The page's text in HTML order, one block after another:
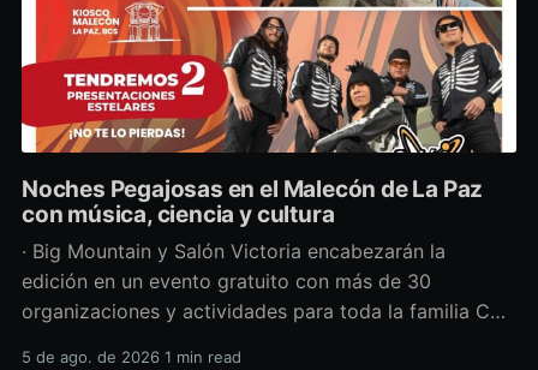
Noches Pegajosas en el Malecón de La Paz
con música, ciencia y cultura
· Big Mountain y Salón Victoria encabezarán la
edición en un evento gratuito con más de 30
organizaciones y actividades para toda la familia Con
5 de ago. de 2026 1 min read